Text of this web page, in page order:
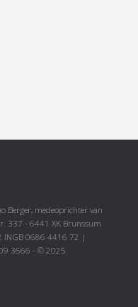
Berger, medeoprichter van
337 - 6441 XK Brunssum
INGB 0686 4416 72 |
3666 - © 2025